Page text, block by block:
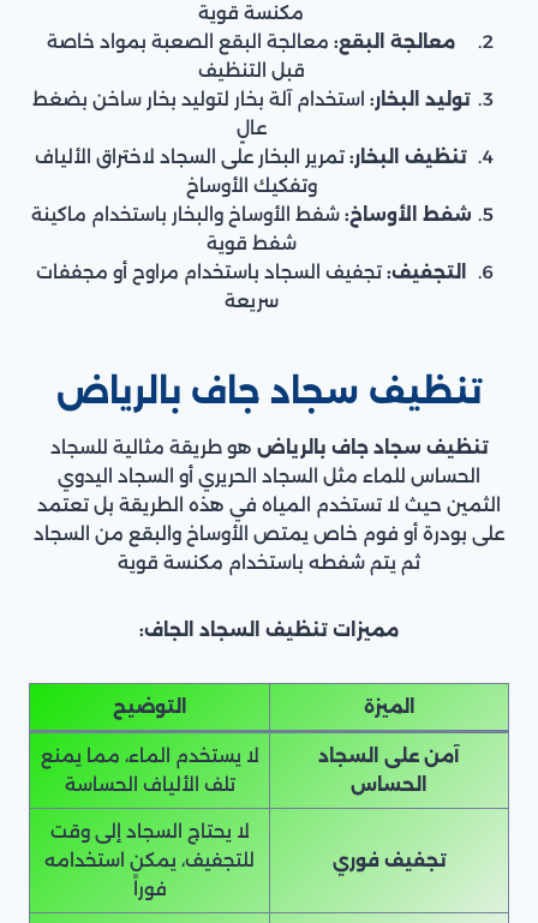
مكنسة قوية
معالجة البقع: معالجة البقع الصعبة بمواد خاصة
قبل التنظيف
توليد البخار: استخدام آلة بخار لتوليد بخار ساخن بضغط
عالٍ
تنظيف البخار: تمرير البخار على السجاد لاختراق الألياف
وتفكيك الأوساخ
شفط الأوساخ: شفط الأوساخ والبخار باستخدام ماكينة
شفط قوية
التجفيف: تجفيف السجاد باستخدام مراوح أو مجففات
سريعة
تنظيف سجاد جاف بالرياض
تنظيف سجاد جاف بالرياض هو طريقة مثالية للسجاد
الحساس للماء مثل السجاد الحريري أو السجاد اليدوي
الثمين حيث لا تستخدم المياه في هذه الطريقة بل تعتمد
على بودرة أو فوم خاص يمتص الأوساخ والبقع من السجاد
ثم يتم شفطه باستخدام مكنسة قوية
مميزات تنظيف السجاد الجاف:
الميزة التوضيح
آمن على السجاد
الحساس
لا يستخدم الماء، مما يمنع
تلف الألياف الحساسة
تجفيف فوري
لا يحتاج السجاد إلى وقت
للتجفيف، يمكن استخدامه
فوراً